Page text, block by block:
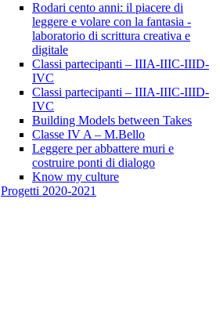
Rodari cento anni: il piacere di
leggere e volare con la fantasia -
laboratorio di scrittura creativa e
digitale
Classi partecipanti – IIIA-IIIC-IIID-
IVC
Classi partecipanti – IIIA-IIIC-IIID-
IVC
Building Models between Takes
Classe IV A – M.Bello
Leggere per abbattere muri e
costruire ponti di dialogo
Know my culture
Progetti 2020-2021